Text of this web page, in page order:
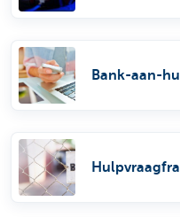
Bank-aan-